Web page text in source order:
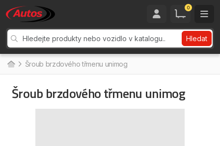
0
Hledat
Šroub brzdového třmenu unimog
Šroub brzdového třmenu unimog